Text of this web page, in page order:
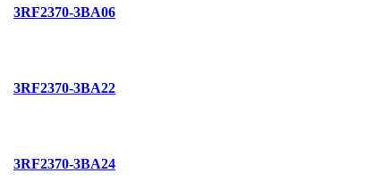
3RF2370-3BA06
3RF2370-3BA22
3RF2370-3BA24